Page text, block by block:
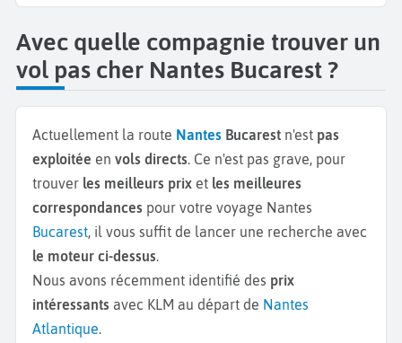
Avec quelle compagnie trouver un
vol pas cher Nantes Bucarest ?
Actuellement la route Nantes Bucarest n'est pas
exploitée en vols directs. Ce n'est pas grave, pour
trouver les meilleurs prix et les meilleures
correspondances pour votre voyage Nantes
Bucarest, il vous suffit de lancer une recherche avec
le moteur ci-dessus.
Nous avons récemment identifié des prix
intéressants avec KLM au départ de Nantes
Atlantique.